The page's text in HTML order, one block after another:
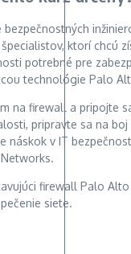
bezpečnostných
ktorí chcú
potrebné pre
technológie Palo
na firewall a pripojte
pripravte sa na boj
náskok v IT